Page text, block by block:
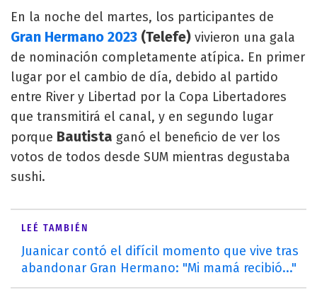
En la noche del martes, los participantes de
Gran Hermano 2023 (Telefe) vivieron una gala
de nominación completamente atípica. En primer
lugar por el cambio de día, debido al partido
entre River y Libertad por la Copa Libertadores
que transmitirá el canal, y en segundo lugar
porque Bautista ganó el beneficio de ver los
votos de todos desde SUM mientras degustaba
sushi.
LEÉ TAMBIÉN
Juanicar contó el difícil momento que vive tras
abandonar Gran Hermano: "Mi mamá recibió..."